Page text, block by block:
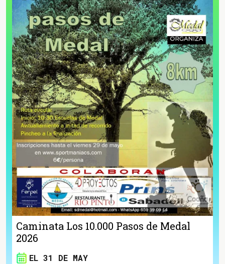
Caminata Los 10.000 Pasos de Medal
2026
EL 31 DE MAY